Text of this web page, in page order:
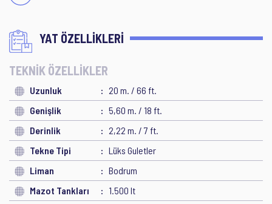
YAT ÖZELLİKLERİ
TEKNİK ÖZELLİKLER
Uzunluk
20 m. / 66 ft.
Genişlik
5,60 m. / 18 ft.
Derinlik
2,22 m. / 7 ft.
Tekne Tipi
Lüks Guletler
Liman
Bodrum
Mazot Tankları
1.500 lt